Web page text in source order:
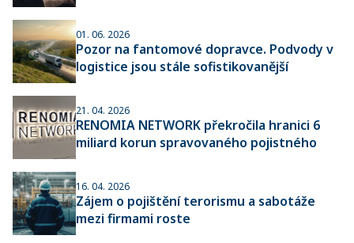
01. 06. 2026
Pozor na fantomové dopravce. Podvody v
logistice jsou stále sofistikovanější
21. 04. 2026
RENOMIA NETWORK překročila hranici 6
miliard korun spravovaného pojistného
16. 04. 2026
Zájem o pojištění terorismu a sabotáže
mezi firmami roste